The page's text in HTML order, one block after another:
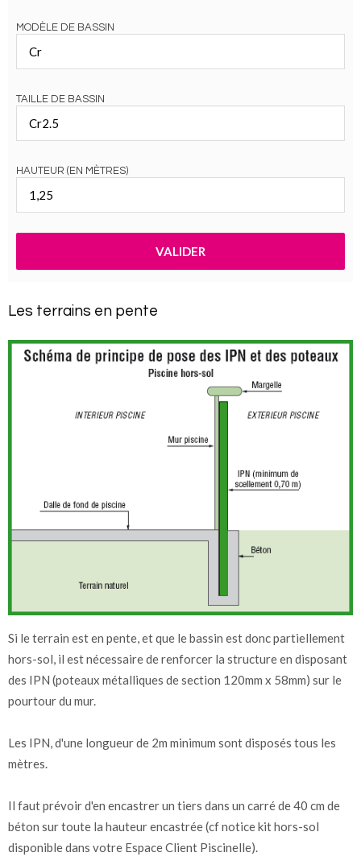
MODÈLE DE BASSIN
TAILLE DE BASSIN
HAUTEUR (EN MÈTRES)
VALIDER
Les terrains en pente
Si le terrain est en pente, et que le bassin est donc partiellement
hors-sol, il est nécessaire de renforcer la structure en disposant
des IPN (poteaux métalliques de section 120mm x 58mm) sur le
pourtour du mur.
Les IPN, d'une longueur de 2m minimum sont disposés tous les
mètres.
Il faut prévoir d'en encastrer un tiers dans un carré de 40 cm de
béton sur toute la hauteur encastrée (cf notice kit hors-sol
disponible dans votre Espace Client Piscinelle).